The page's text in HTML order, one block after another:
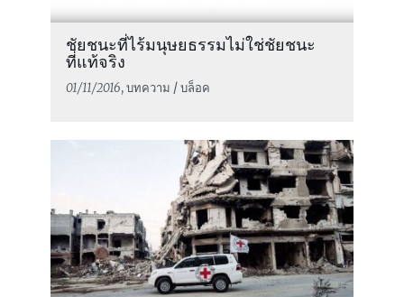
ชัยชนะที่ไร้มนุษยธรรมไม่ใช่ชัยชนะ
ที่แท้จริง
01/11/2016, บทความ / บล็อค